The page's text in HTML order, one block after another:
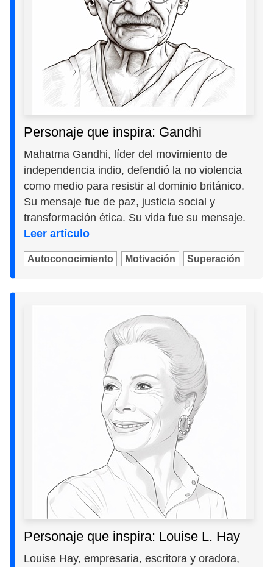
Personaje que inspira: Gandhi
Mahatma Gandhi, líder del movimiento de
independencia indio, defendió la no violencia
como medio para resistir al dominio británico.
Su mensaje fue de paz, justicia social y
transformación ética. Su vida fue su mensaje.
Leer artículo
Autoconocimiento Motivación Superación
Personaje que inspira: Louise L. Hay
Louise Hay, empresaria, escritora y oradora,